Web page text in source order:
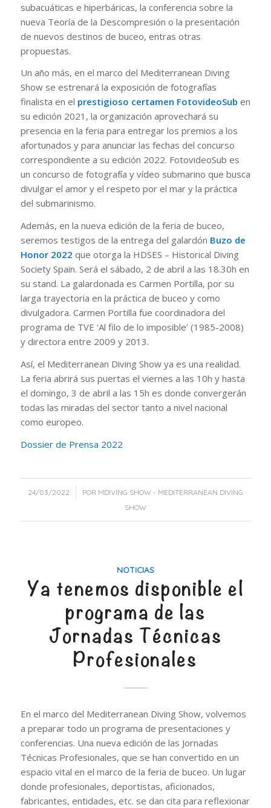
subacuáticas e hiperbáricas, la conferencia sobre la
nueva Teoría de la Descompresión o la presentación
de nuevos destinos de buceo, entras otras
propuestas.
Un año más, en el marco del Mediterranean Diving
Show se estrenará la exposición de fotografías
finalista en el prestigioso certamen FotovideoSub en
su edición 2021, la organización aprovechará su
presencia en la feria para entregar los premios a los
afortunados y para anunciar las fechas del concurso
correspondiente a su edición 2022. FotovideoSub es
un concurso de fotografía y vídeo submarino que busca
divulgar el amor y el respeto por el mar y la práctica
del submarinismo.
Además, en la nueva edición de la feria de buceo,
seremos testigos de la entrega del galardón Buzo de
Honor 2022 que otorga la HDSES – Historical Diving
Society Spain. Será el sábado, 2 de abril a las 18.30h en
su stand. La galardonada es Carmen Portilla, por su
larga trayectoria en la práctica de buceo y como
divulgadora. Carmen Portilla fue coordinadora del
programa de TVE ‘Al filo de lo imposible’ (1985-2008)
y directora entre 2009 y 2013.
Así, el Mediterranean Diving Show ya es una realidad.
La feria abrirá sus puertas el viernes a las 10h y hasta
el domingo, 3 de abril a las 15h es donde convergerán
todas las miradas del sector tanto a nivel nacional
como europeo.
Dossier de Prensa 2022
24/03/2022
/ POR MDIVING SHOW - MEDITERRANEAN DIVING
SHOW
NOTICIAS
Ya tenemos disponible el
programa de las
Jornadas Técnicas
Profesionales
En el marco del Mediterranean Diving Show, volvemos
a preparar todo un programa de presentaciones y
conferencias. Una nueva edición de las Jornadas
Técnicas Profesionales, que se han convertido en un
espacio vital en el marco de la feria de buceo. Un lugar
donde profesionales, deportistas, aficionados,
fabricantes, entidades, etc. se dan cita para reflexionar